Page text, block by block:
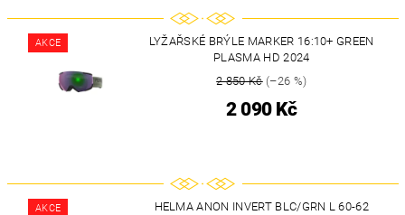
AKCE
LYŽAŘSKÉ BRÝLE MARKER 16:10+ GREEN
PLASMA HD 2024
2 850 Kč(–26 %)
2 090 Kč
AKCE
HELMA ANON INVERT BLC/GRN L 60-62